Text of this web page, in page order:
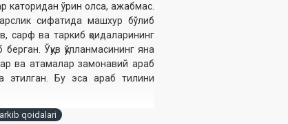
каторидан ўрин олса, ажабмас.
сифатида машхур бўлиб
сарф ва таркиб қоидаларининг
Ўқув қўлланмасининг яна
ва атамалар замонавий араб
этилган. Бу эса араб тилини
qoidalari